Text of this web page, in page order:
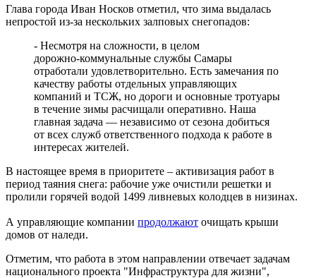
В Самарской области с ночи 10 августа действует опасность
БПЛА
Аномальная жара спадет: какая погода будет 10 августа в
Самарской области
10.08.2026 | 07:15
В Самаре представят последнюю книгу Виталия Стадникова о
Фабрике-кухне
09.08.2026 | 22:05
Как помочь кошке справиться со стрессом: советы эксперта
09.08.2026 | 21:47
Эксперт рассказал, как мошенники используют старые сим-
09.08.2026 | 21:32
В Тольятти восстановили движение на дорогах после падения
деревьев
Персеиды и парад планет: какие астрономические явления
произойдут в августе
В России могут сократить срок оплаты штрафов для авто с
Глава города Иван Носков отметил, что зима выдалась
непростой из-за нескольких залповых снегопадов:
- Несмотря на сложности, в целом
дорожно‑коммунальные службы Самары
отработали удовлетворительно. Есть замечания по
качеству работы отдельных управляющих
компаний и ТСЖ, но дороги и основные тротуары
в течение зимы расчищали оперативно. Наша
главная задача — независимо от сезона добиться
от всех служб ответственного подхода к работе в
интересах жителей.
В настоящее время в приоритете – активизация работ в
период таяния снега: рабочие уже очистили решетки и
пролили горячей водой 1499 ливневых колодцев в низинах.
А управляющие компании продолжают очищать крыши
домов от наледи.
Отметим, что работа в этом направлении отвечает задачам
национального проекта "Инфраструктура для жизни",